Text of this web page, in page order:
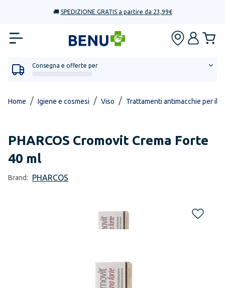
🚚 SPEDIZIONE GRATIS a partire da 23,99€
Consegna e offerte per
Home / Igiene e cosmesi / Viso / Trattamenti antimacchie per il
PHARCOS Cromovit Crema Forte
40 ml
Brand: PHARCOS